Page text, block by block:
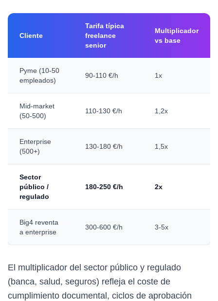
Cliente
Tarifa típica
freelance
senior
Multiplicador
vs base
Pyme (10-50
empleados)
90-110 €/h 1x
Mid-market
(50-500)
110-130 €/h 1,2x
Enterprise
(500+)
130-180 €/h 1,5x
Sector
público /
regulado
180-250 €/h 2x
Big4 reventa
a enterprise
300-600 €/h 3-5x
El multiplicador del sector público y regulado
(banca, salud, seguros) refleja el coste de
cumplimiento documental, ciclos de aprobación